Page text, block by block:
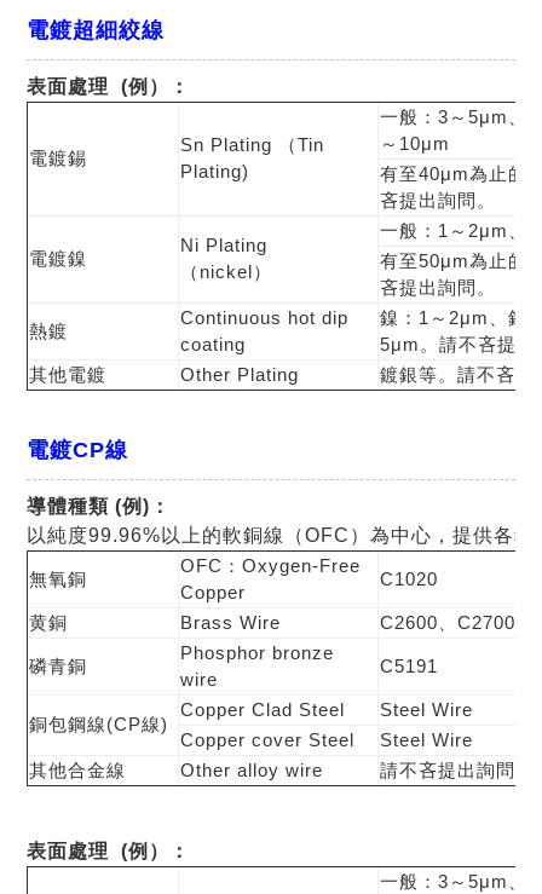
電鍍超細絞線
表面處理 (例） ：
電鍍錫
Sn Plating （Tin
Plating)
一般：3～5μm、
～10μm
有至40μm為止的
吝提出詢問。
電鍍鎳
Ni Plating
（nickel）
一般：1～2μm、
有至50μm為止的
吝提出詢問。
熱鍍
Continuous hot dip
coating
鎳：1～2μm、錫
5μm。請不吝提出
其他電鍍
Other Plating 鍍銀等。請不吝提
電鍍CP線
導體種類 (例) ：
以純度99.96%以上的軟銅線（OFC）為中心，提供各種
無氧銅
OFC：Oxygen-Free
Copper
C1020
黄銅 Brass Wire C2600、C2700
磷青銅
Phosphor bronze
wire
C5191
銅包鋼線(CP線)
Copper Clad Steel
Steel Wire
Copper cover Steel
Steel Wire
其他合金線
Other alloy wire 請不吝提出詢問。
表面處理 (例） ：
一般：3～5μm、